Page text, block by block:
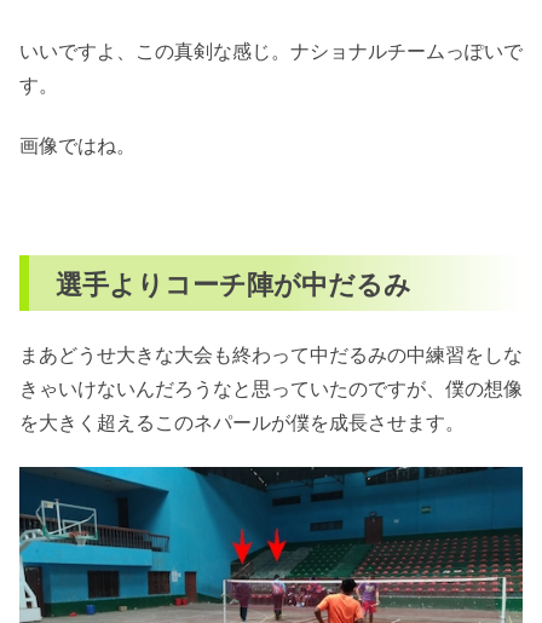
いいですよ、この真剣な感じ。ナショナルチームっぽいで
す。
画像ではね。
選手よりコーチ陣が中だるみ
まあどうせ大きな大会も終わって中だるみの中練習をしな
きゃいけないんだろうなと思っていたのですが、僕の想像
を大きく超えるこのネパールが僕を成長させます。